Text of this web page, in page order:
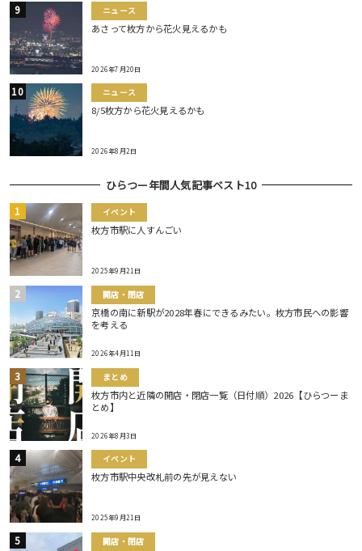
ニュース
あさって枚方から花火見えるかも
2026年7月20日
ニュース
8/5枚方から花火見えるかも
2026年8月2日
ひらつー年間人気記事ベスト10
イベント
枚方市駅に人すんごい
2025年9月21日
開店・閉店
京橋の南に新駅が2028年春にできるみたい。枚方市民への影響
を考える
2026年4月11日
まとめ
枚方市内と近隣の開店・閉店一覧（日付順）2026【ひらつーま
とめ】
2026年8月3日
イベント
枚方市駅中央改札前の先が見えない
2025年9月21日
開店・閉店